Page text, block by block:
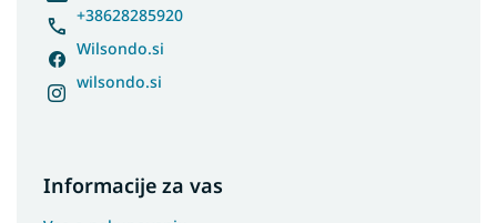
+38628285920
Wilsondo.si
wilsondo.si
Informacije za vas